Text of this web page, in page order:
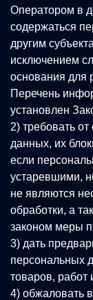
Оператором в
содержаться
другим
исключением
основания для
Перечень
установлен
2) требовать
данных, их
если
устаревшими,
не являются
обработки, а
законом меры
3) дать
персональных
товаров, работ
4) обжаловать